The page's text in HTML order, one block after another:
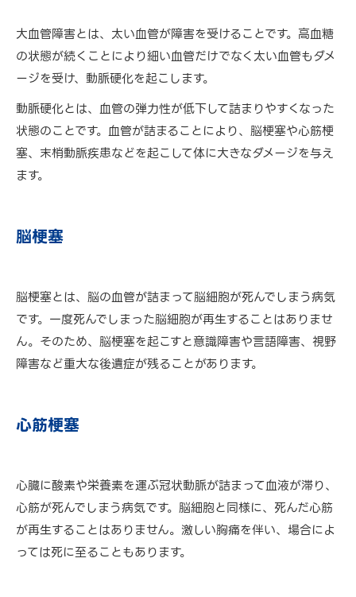
大血管障害とは、太い血管が障害を受けることです。高血糖
の状態が続くことにより細い血管だけでなく太い血管もダメ
ージを受け、動脈硬化を起こします。
動脈硬化とは、血管の弾力性が低下して詰まりやすくなった
状態のことです。血管が詰まることにより、脳梗塞や心筋梗
塞、末梢動脈疾患などを起こして体に大きなダメージを与え
ます。
脳梗塞
脳梗塞とは、脳の血管が詰まって脳細胞が死んでしまう病気
です。一度死んでしまった脳細胞が再生することはありませ
ん。そのため、脳梗塞を起こすと意識障害や言語障害、視野
障害など重大な後遺症が残ることがあります。
心筋梗塞
心臓に酸素や栄養素を運ぶ冠状動脈が詰まって血液が滞り、
心筋が死んでしまう病気です。脳細胞と同様に、死んだ心筋
が再生することはありません。激しい胸痛を伴い、場合によ
っては死に至ることもあります。